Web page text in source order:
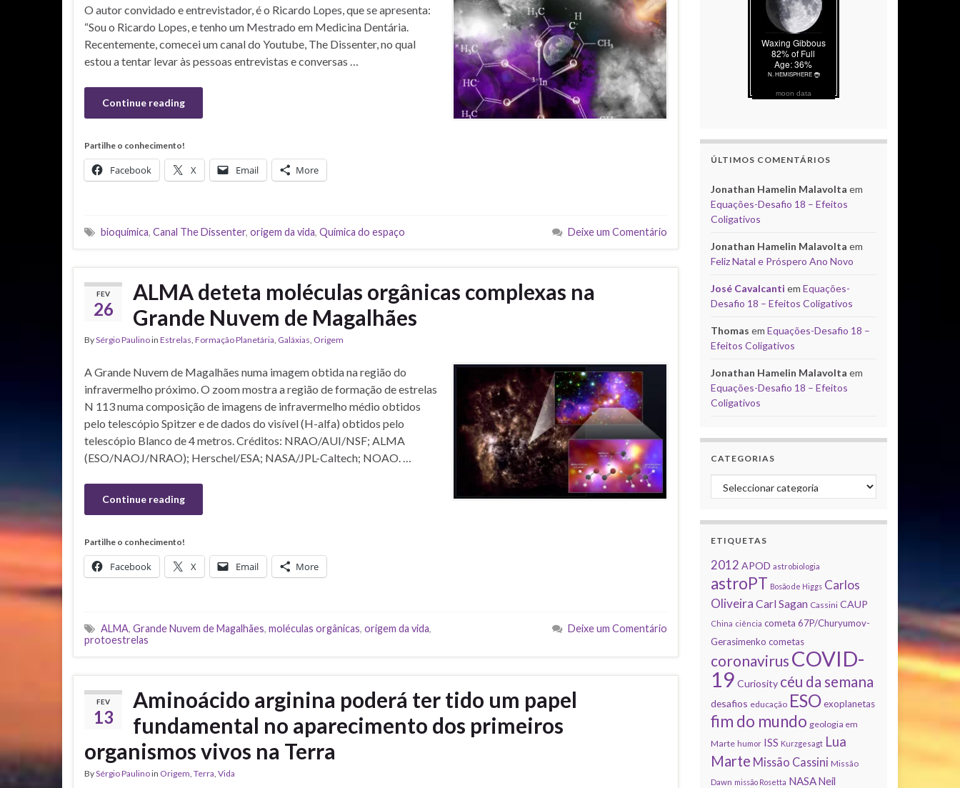
O autor convidado e entrevistador, é o Ricardo Lopes, que se apresenta:
“Sou o Ricardo Lopes, e tenho um Mestrado em Medicina Dentária.
Recentemente, comecei um canal do Youtube, The Dissenter, no qual
estou a tentar levar às pessoas entrevistas e conversas …
Continue reading
Partilhe o conhecimento!
Facebook X Email More
bioquímica, Canal The Dissenter, origem da vida, Química do espaço Deixe um Comentário
FEV
26
ALMA deteta moléculas orgânicas complexas na
Grande Nuvem de Magalhães
BySérgio Paulinoin Estrelas, Formação Planetária, Galáxias, Origem
A Grande Nuvem de Magalhães numa imagem obtida na região do
infravermelho próximo. O zoom mostra a região de formação de estrelas
N 113 numa composição de imagens de infravermelho médio obtidos
pelo telescópio Spitzer e de dados do visível (H-alfa) obtidos pelo
telescópio Blanco de 4 metros. Créditos: NRAO/AUI/NSF; ALMA
(ESO/NAOJ/NRAO); Herschel/ESA; NASA/JPL-Caltech; NOAO. …
Continue reading
Partilhe o conhecimento!
Facebook X Email More
ALMA, Grande Nuvem de Magalhães, moléculas orgânicas, origem da vida,
protoestrelas
Deixe um Comentário
FEV
13
Aminoácido arginina poderá ter tido um papel
fundamental no aparecimento dos primeiros
organismos vivos na Terra
BySérgio Paulinoin Origem, Terra, Vida
moon data
ÚLTIMOS COMENTÁRIOS
Jonathan Hamelin Malavolta em
Equações-Desafio 18 – Efeitos
Coligativos
Jonathan Hamelin Malavolta em
Feliz Natal e Próspero Ano Novo
José Cavalcanti em Equações-
Desafio 18 – Efeitos Coligativos
Thomas em Equações-Desafio 18 –
Efeitos Coligativos
Jonathan Hamelin Malavolta em
Equações-Desafio 18 – Efeitos
Coligativos
CATEGORIAS
Categorias
ETIQUETAS
2012 APOD astrobiologia
astroPT Bosão de Higgs Carlos
Oliveira Carl Sagan Cassini CAUP
China ciência cometa 67P/Churyumov-
Gerasimenko cometas
coronavirus COVID-
19 Curiosity céu da semana
desafios educação ESO exoplanetas
fim do mundo geologia em
Marte humor ISS Kurzgesagt Lua
Marte Missão Cassini Missão
Dawn missão Rosetta NASA Neil